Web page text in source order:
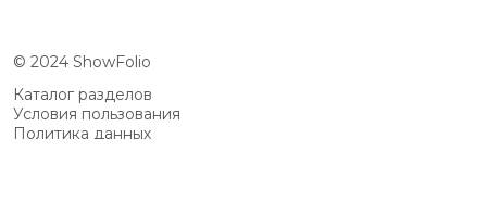
© 2024 ShowFolio
Каталог разделов
Условия пользования
Политика данных